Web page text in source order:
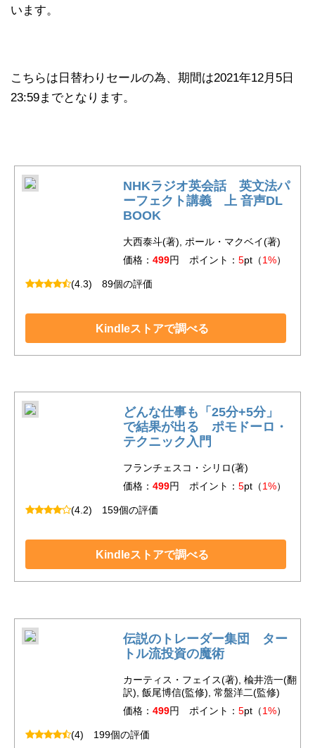
います。
こちらは日替わりセールの為、期間は2021年12月5日
23:59までとなります。
NHKラジオ英会話 英文法パ
ーフェクト講義 上 音声DL
BOOK
大西泰斗(著), ポール・マクベイ(著)
価格： 499円 ポイント： 5pt（1%）
(4.3) 89個の評価
Kindleストアで調べる
どんな仕事も「25分+5分」
で結果が出る ポモドーロ・
テクニック入門
フランチェスコ・シリロ(著)
価格： 499円 ポイント： 5pt（1%）
(4.2) 159個の評価
Kindleストアで調べる
伝説のトレーダー集団 ター
トル流投資の魔術
カーティス・フェイス(著), 楡井浩一(翻
訳), 飯尾博信(監修), 常盤洋二(監修)
価格： 499円 ポイント： 5pt（1%）
(4) 199個の評価